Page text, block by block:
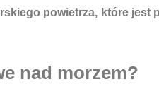
powietrza, które jest
nad morzem?